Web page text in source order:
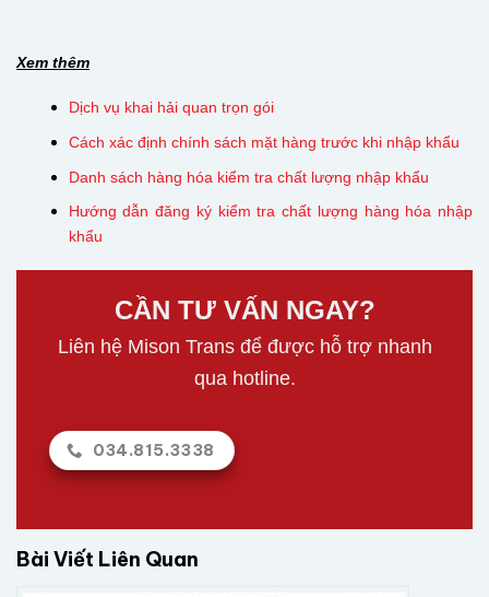
Xem thêm
Dịch vụ khai hải quan trọn gói
Cách xác định chính sách mặt hàng trước khi nhập khẩu
Danh sách hàng hóa kiểm tra chất lượng nhập khẩu
Hướng dẫn đăng ký kiểm tra chất lượng hàng hóa nhập
khẩu
CẦN TƯ VẤN NGAY?
Liên hệ Mison Trans để được hỗ trợ nhanh
qua hotline.
034.815.3338
Bài Viết Liên Quan